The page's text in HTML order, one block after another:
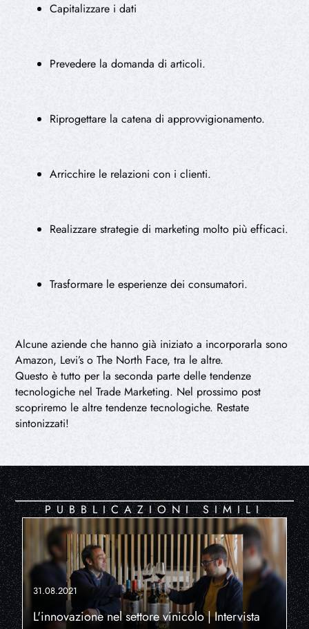
Capitalizzare i dati
Prevedere la domanda di articoli.
Riprogettare la catena di approvvigionamento.
Arricchire le relazioni con i clienti.
Realizzare strategie di marketing molto più efficaci.
Trasformare le esperienze dei consumatori.
Alcune aziende che hanno già iniziato a incorporarla sono
Amazon, Levi’s o The North Face, tra le altre.
Questo è tutto per la seconda parte delle tendenze
tecnologiche nel Trade Marketing. Nel prossimo post
scopriremo le altre tendenze tecnologiche. Restate
sintonizzati!
PUBBLICAZIONI SIMILI
31.08.2021
L'innovazione nel settore vinicolo | Intervista